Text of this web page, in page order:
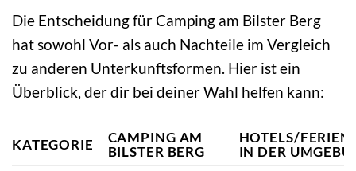
Die Entscheidung für Camping am Bilster Berg
hat sowohl Vor- als auch Nachteile im Vergleich
zu anderen Unterkunftsformen. Hier ist ein
Überblick, der dir bei deiner Wahl helfen kann:
KATEGORIE
CAMPING AM
BILSTER BERG
HOTELS/
IN DER